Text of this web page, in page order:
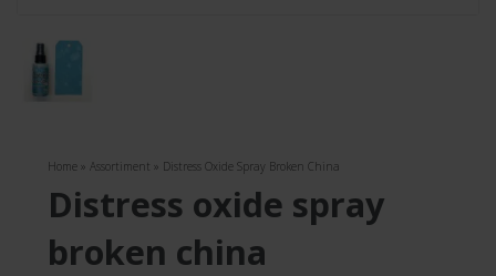
Home » Assortiment » Distress Oxide Spray Broken China
distress oxide spray
broken china